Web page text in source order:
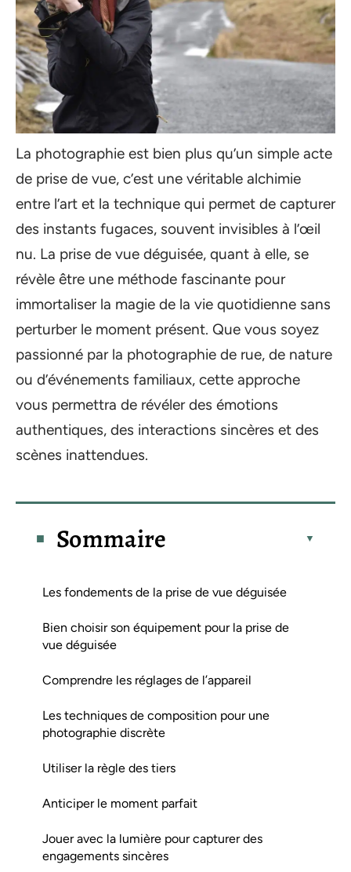
La photographie est bien plus qu’un simple acte
de prise de vue, c’est une véritable alchimie
entre l’art et la technique qui permet de capturer
des instants fugaces, souvent invisibles à l’œil
nu. La prise de vue déguisée, quant à elle, se
révèle être une méthode fascinante pour
immortaliser la magie de la vie quotidienne sans
perturber le moment présent. Que vous soyez
passionné par la photographie de rue, de nature
ou d’événements familiaux, cette approche
vous permettra de révéler des émotions
authentiques, des interactions sincères et des
scènes inattendues.
Sommaire
Les fondements de la prise de vue déguisée
Bien choisir son équipement pour la prise de
vue déguisée
Comprendre les réglages de l’appareil
Les techniques de composition pour une
photographie discrète
Utiliser la règle des tiers
Anticiper le moment parfait
Jouer avec la lumière pour capturer des
engagements sincères